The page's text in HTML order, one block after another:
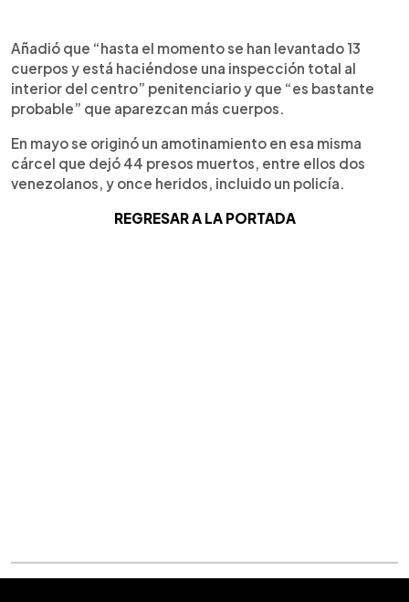
Añadió que “hasta el momento se han levantado 13
cuerpos y está haciéndose una inspección total al
interior del centro” penitenciario y que “es bastante
probable” que aparezcan más cuerpos.
En mayo se originó un amotinamiento en esa misma
cárcel que dejó 44 presos muertos, entre ellos dos
venezolanos, y once heridos, incluido un policía.
REGRESAR A LA PORTADA